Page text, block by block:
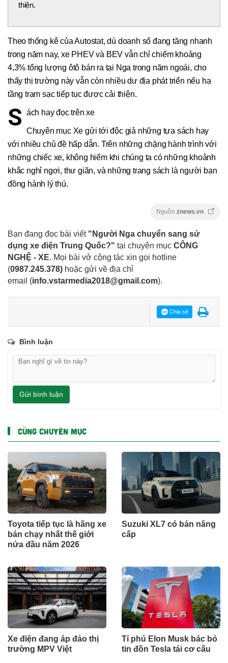
thiện.
Theo thống kê của Autostat, dù doanh số đang tăng nhanh
trong năm nay, xe PHEV và BEV vẫn chỉ chiếm khoảng
4,3% tổng lượng ôtô bán ra tại Nga trong năm ngoái, cho
thấy thị trường này vẫn còn nhiều dư địa phát triển nếu hạ
tầng trạm sạc tiếp tục được cải thiện.
S ách hay đọc trên xe
Chuyên mục Xe gửi tới độc giả những tựa sách hay
với nhiều chủ đề hấp dẫn. Trên những chặng hành trình với
những chiếc xe, không hiếm khi chúng ta có những khoảnh
khắc nghỉ ngơi, thư giãn, và những trang sách là người bạn
đồng hành lý thú.
Nguồn znews.vn
Bạn đang đọc bài viết "Người Nga chuyển sang sử
dụng xe điện Trung Quốc?" tại chuyên mục CÔNG
NGHỆ - XE. Mọi bài vở cộng tác xin gọi hotline
(0987.245.378) hoặc gửi về địa chỉ
email (info.vstarmedia2018@gmail.com).
Chia sẻ
Bình luận
Gửi bình luận
CÙNG CHUYÊN MỤC
Toyota tiếp tục là hãng xe
bán chạy nhất thế giới
nửa đầu năm 2026
Suzuki XL7 có bản nâng
cấp
Xe điện đang áp đảo thị
trường MPV Việt
Tỉ phú Elon Musk bác bỏ
tin đồn Tesla tái cơ cấu